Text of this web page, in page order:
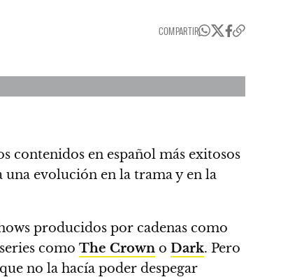
COMPARTIR
contenidos en español más exitosos
una evolución en la trama y en la
producidos por cadenas como
como The Crown o Dark. Pero
no la hacía poder despegar